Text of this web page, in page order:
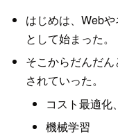
はじめは、Web
として始まった。
そこからだんだ
されていった。
コスト最適化
機械学習